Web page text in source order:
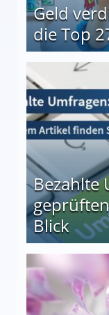
Geld
die Top
Bezahlte
Blick
auf einen Blick